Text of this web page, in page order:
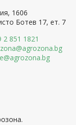
1606
Ботев 17, ет. 7
2 851 1821